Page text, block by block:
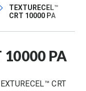
TEXTURECEL™
CRT 10000 PA
10000 PA
CRT